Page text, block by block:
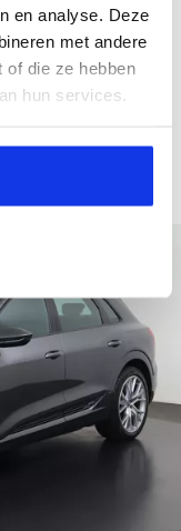
en analyse. Deze
met andere
of die ze hebben
hun services.
Automaat
Auto